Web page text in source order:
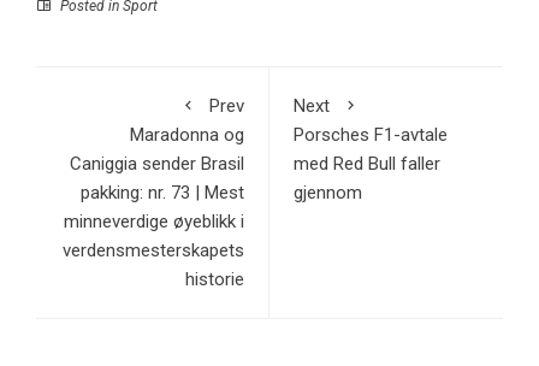
Posted in Sport
Prev
Maradonna og
Caniggia sender Brasil
pakking: nr. 73 | Mest
minneverdige øyeblikk i
verdensmesterskapets
historie
Next
Porsches F1-avtale
med Red Bull faller
gjennom